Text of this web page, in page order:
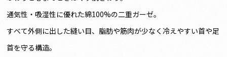
通気性・吸湿性に優れた綿100%の二重ガーゼ。
すべて外側に出した縫い目、脂肪や筋肉が少なく冷えやすい首や足
首を守る構造。